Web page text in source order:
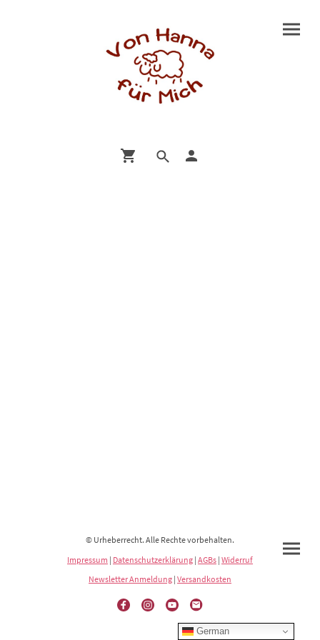
© Urheberrecht. Alle Rechte vorbehalten.
Impressum | Datenschutzerklärung | AGBs | Widerruf
Newsletter Anmeldung | Versandkosten
German